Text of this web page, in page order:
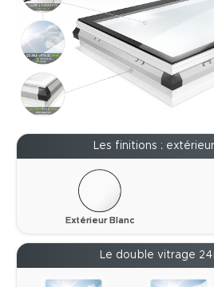
Les finitions :
Extérieur Blanc
Le double vitrage